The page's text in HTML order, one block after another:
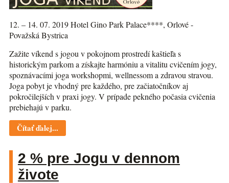
12. – 14. 07. 2019 Hotel Gino Park Palace****, Orlové -
Považská Bystrica
Zažite víkend s jogou v pokojnom prostredí kaštieľa s
historickým parkom a získajte harmóniu a vitalitu cvičením jogy,
spoznávacími joga workshopmi, wellnessom a zdravou stravou.
Joga pobyt je vhodný pre každého, pre začiatočníkov aj
pokročilejších v praxi jogy. V prípade pekného počasia cvičenia
prebiehajú v parku.
Čítať ďalej...
2 % pre Jogu v dennom
živote